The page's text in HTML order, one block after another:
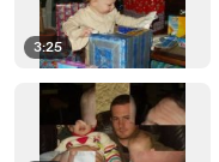
3:25